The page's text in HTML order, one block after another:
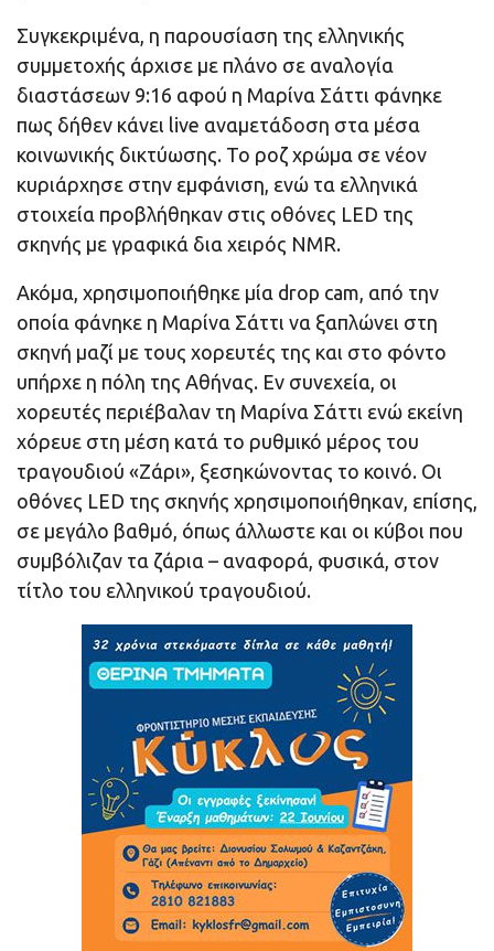
Συγκεκριμένα, η παρουσίαση της ελληνικής
συμμετοχής άρχισε με πλάνο σε αναλογία
διαστάσεων 9:16 αφού η Μαρίνα Σάττι φάνηκε
πως δήθεν κάνει live αναμετάδοση στα μέσα
κοινωνικής δικτύωσης. Το ροζ χρώμα σε νέον
κυριάρχησε στην εμφάνιση, ενώ τα ελληνικά
στοιχεία προβλήθηκαν στις οθόνες LED της
σκηνής με γραφικά δια χειρός NMR.
Ακόμα, χρησιμοποιήθηκε μία drop cam, από την
οποία φάνηκε η Μαρίνα Σάττι να ξαπλώνει στη
σκηνή μαζί με τους χορευτές της και στο φόντο
υπήρχε η πόλη της Αθήνας. Εν συνεχεία, οι
χορευτές περιέβαλαν τη Μαρίνα Σάττι ενώ εκείνη
χόρευε στη μέση κατά το ρυθμικό μέρος του
τραγουδιού «Ζάρι», ξεσηκώνοντας το κοινό. Οι
οθόνες LED της σκηνής χρησιμοποιήθηκαν, επίσης,
σε μεγάλο βαθμό, όπως άλλωστε και οι κύβοι που
συμβόλιζαν τα ζάρια – αναφορά, φυσικά, στον
τίτλο του ελληνικού τραγουδιού.